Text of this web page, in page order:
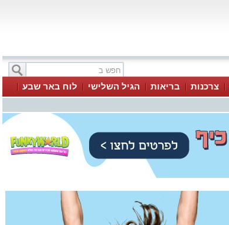
צרכנות בריאות הגיל השלישי
לוח באר שבע